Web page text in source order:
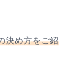
決め方をご紹